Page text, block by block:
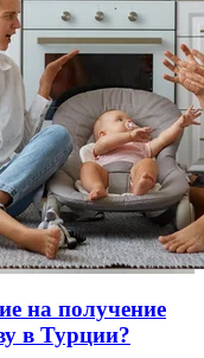
на получение
в Турции?